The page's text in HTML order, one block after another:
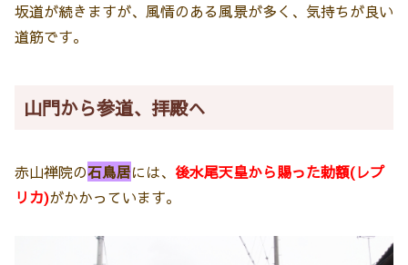
坂道が続きますが、風情のある風景が多く、気持ちが良い
道筋です。
山門から参道、拝殿へ
赤山禅院の石鳥居には、 後水尾天皇から賜った勅額(レプ
リカ)がかかっています。